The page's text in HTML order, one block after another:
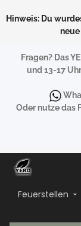
Hinweis: Du
Fragen? Das
und 13-17
Oder nutze das
Feuerstellen